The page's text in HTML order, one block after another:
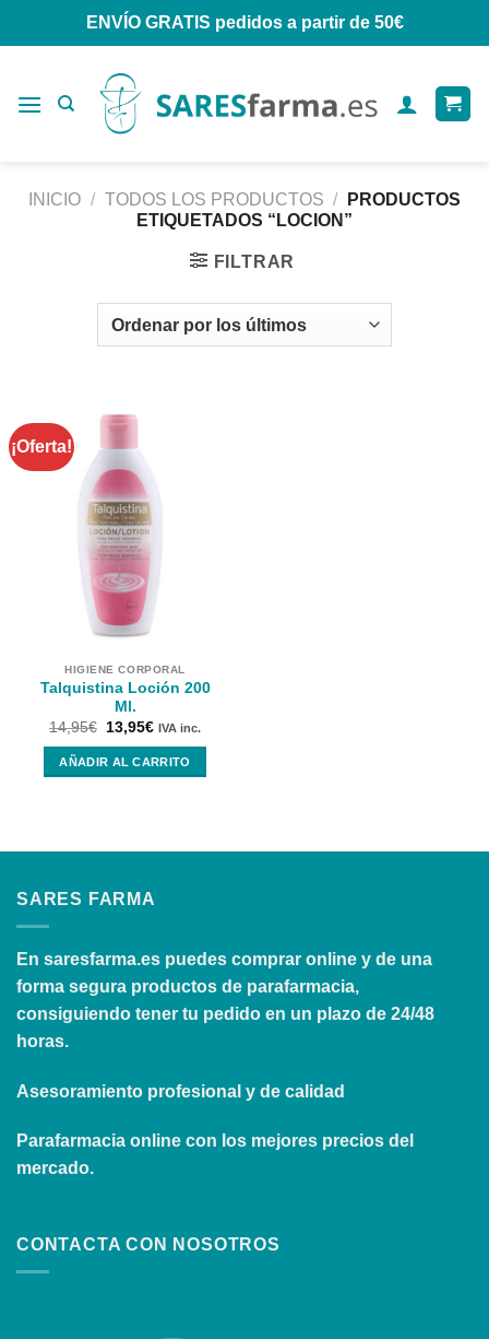
ENVÍO GRATIS pedidos a partir de 50€
INICIO / TODOS LOS PRODUCTOS /
PRODUCTOS
ETIQUETADOS “LOCION”
FILTRAR
¡Oferta!
HIGIENE CORPORAL
Talquistina Loción 200
Ml.
14,95€ 13,95€ IVA inc.
AÑADIR AL CARRITO
SARES FARMA
En saresfarma.es puedes comprar online y de una
forma segura productos de parafarmacia,
consiguiendo tener tu pedido en un plazo de 24/48
horas.
Asesoramiento profesional y de calidad
Parafarmacia online con los mejores precios del
mercado.
CONTACTA CON NOSOTROS